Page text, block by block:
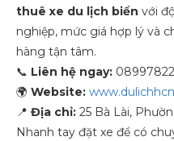
thuê xe du lịch biển với
nghiệp, mức giá hợp lý và
hàng tận tâm.
📞 Liên hệ ngay:
🌍 Website:
📍 Địa chỉ: 25 Bà Lài,
Nhanh tay đặt xe để có